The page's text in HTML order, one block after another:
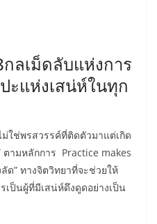
ลเม็ดลับแห่งการ
ะแห่งเสน่ห์ในทุก
ใช่พรสวรรค์ที่ติดตัวมาแต่เกิด
ามหลักการ Practice makes
ด” ทางจิตวิทยาที่จะช่วยให้
ป็นผู้ที่มีเสน่ห์ดึงดูดอย่างเป็น